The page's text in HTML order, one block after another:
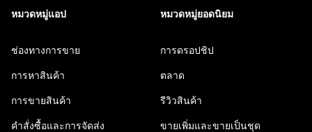
หมวดหมู่แอป
ช่องทางการขาย
การหาสินค้า
การขายสินค้า
คำสั่งซื้อและการจัดส่ง
หมวดหมู่ยอดนิยม
การดรอปชิป
ตลาด
รีวิวสินค้า
ขายเพิ่มและขายเป็นชุด